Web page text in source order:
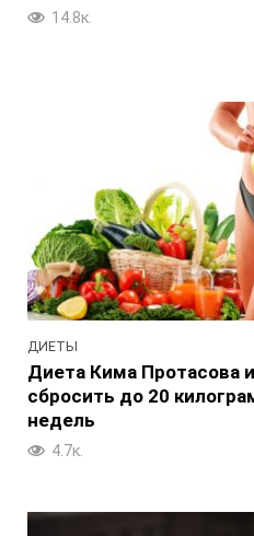
14.8к.
ДИЕТЫ
Диета Кима Протасова
сбросить до 20
недель
4.7к.